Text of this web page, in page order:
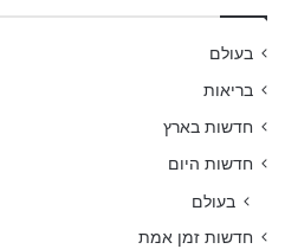
בעולם
בריאות
חדשות בארץ
חדשות היום
בעולם
חדשות זמן אמת